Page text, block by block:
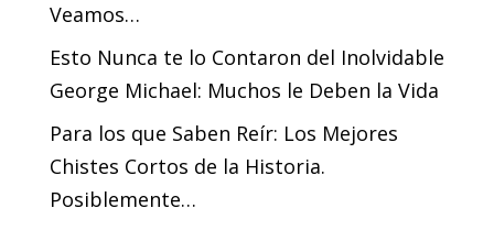
Veamos…
Esto Nunca te lo Contaron del Inolvidable
George Michael: Muchos le Deben la Vida
Para los que Saben Reír: Los Mejores
Chistes Cortos de la Historia.
Posiblemente…